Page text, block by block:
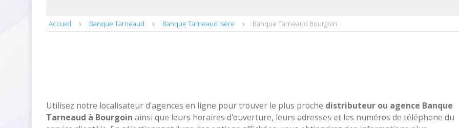
Accueil Banque Tarneaud Banque Tarneaud Isère Banque Tarneaud Bourgoin
Utilisez notre localisateur d'agences en ligne pour trouver le plus proche distributeur ou agence Banque
Tarneaud à Bourgoin ainsi que leurs horaires d'ouverture, leurs adresses et les numéros de téléphone du